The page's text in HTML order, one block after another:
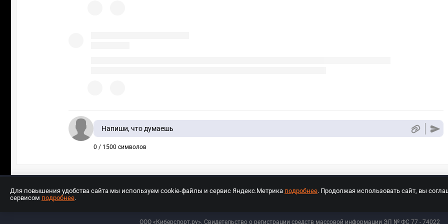
Напиши, что думаешь
0 / 1500 символов
ООО «Киберспорт.ру». Свидетельство о регистрации средств массовой информации ЭЛ № ФС 77 - 74022
Для повышения удобства сайта мы используем cookie-файлы и сервис Яндекс.Метрика подробнее. Продолжая использовать сайт, вы
сервисом подробнее.